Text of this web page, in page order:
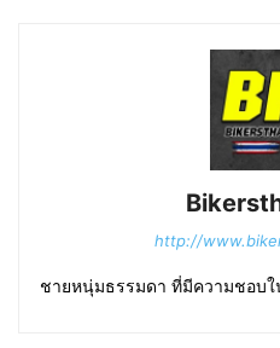
http://
ชายหนุ่มธรรมดา ที่มีความชอบใ